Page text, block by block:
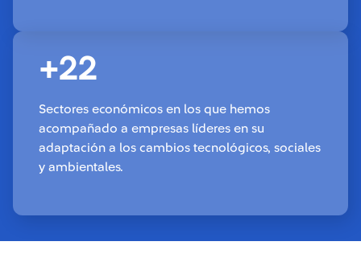
+22
Sectores económicos en los que hemos
acompañado a empresas líderes en su
adaptación a los cambios tecnológicos, sociales
y ambientales.